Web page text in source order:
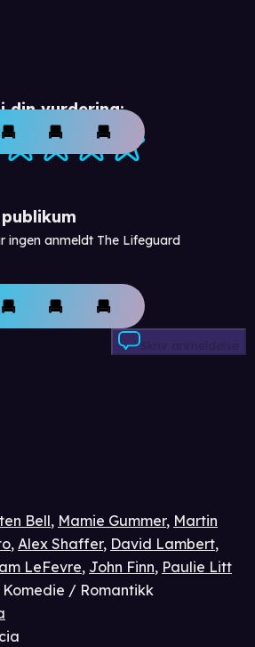
din vurdering:
ingen anmeldt The Lifeguard
Skriv anmeldelse
Bell, Mamie Gummer, Martin
, Alex Shaffer, David Lambert,
LeFevre, John Finn, Paulie Litt
/ Romantikk